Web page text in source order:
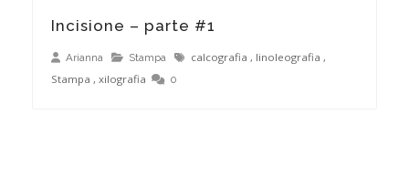
Incisione – parte #1
Arianna Stampa calcografia , linoleografia ,
Stampa , xilografia 0